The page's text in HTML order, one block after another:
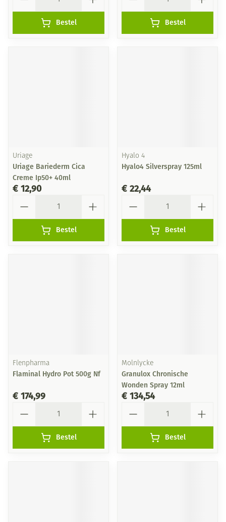
Bestel Bestel
Uriage
Uriage Bariederm Cica
Creme Ip50+ 40ml
€ 12,90
Bestel
Hyalo 4
Hyalo4 Silverspray 125ml
€ 22,44
Bestel
Flenpharma
Flaminal Hydro Pot 500g Nf
€ 174,99
Bestel
Molnlycke
Granulox Chronische
Wonden Spray 12ml
€ 134,54
Bestel